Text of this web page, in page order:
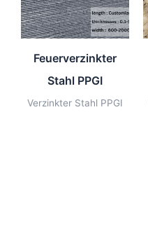
Feuerverzinkter
Stahl PPGI
Verzinkter Stahl PPGI